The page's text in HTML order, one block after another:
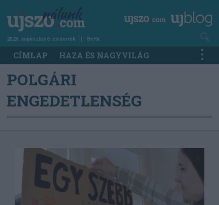
tartalomra
2026. augusztus 6. csütörtök Berta
Main
navigation
CÍMLAP HAZA ÉS NAGYVILÁG
POLGÁRI
ENGEDETLENSÉG